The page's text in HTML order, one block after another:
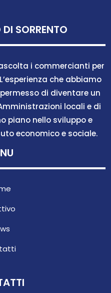
SORRENTO
i commercianti per
che abbiamo
di diventare un
locali e di
piano nello sviluppo e
economico e sociale.